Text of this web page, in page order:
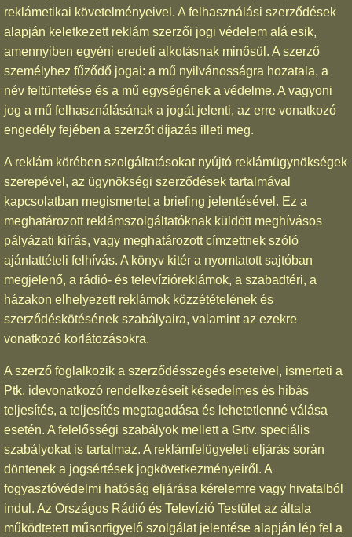
reklámetikai követelményeivel. A felhasználási szerződések
alapján keletkezett reklám szerzői jogi védelem alá esik,
amennyiben egyéni eredeti alkotásnak minősül. A szerző
személyhez fűződő jogai: a mű nyilvánosságra hozatala, a
név feltüntetése és a mű egységének a védelme. A vagyoni
jog a mű felhasználásának a jogát jelenti, az erre vonatkozó
engedély fejében a szerzőt díjazás illeti meg.
A reklám körében szolgáltatásokat nyújtó reklámügynökségek
szerepével, az ügynökségi szerződések tartalmával
kapcsolatban megismertet a briefing jelentésével. Ez a
meghatározott reklámszolgáltatóknak küldött meghívásos
pályázati kiírás, vagy meghatározott címzettnek szóló
ajánlattételi felhívás. A könyv kitér a nyomtatott sajtóban
megjelenő, a rádió- és televízióreklámok, a szabadtéri, a
házakon elhelyezett reklámok közzétételének és
szerződéskötésének szabályaira, valamint az ezekre
vonatkozó korlátozásokra.
A szerző foglalkozik a szerződésszegés eseteivel, ismerteti a
Ptk. idevonatkozó rendelkezéseit késedelmes és hibás
teljesítés, a teljesítés megtagadása és lehetetlenné válása
esetén. A felelősségi szabályok mellett a Grtv. speciális
szabályokat is tartalmaz. A reklámfelügyeleti eljárás során
döntenek a jogsértések jogkövetkezményeiről. A
fogyasztóvédelmi hatóság eljárása kérelemre vagy hivatalból
indul. Az Országos Rádió és Televízió Testület az általa
működtetett műsorfigyelő szolgálat jelentése alapján lép fel a